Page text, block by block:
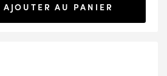
AJOUTER AU PANIER